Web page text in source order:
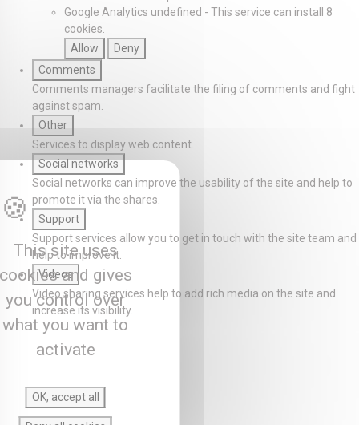
Google Analytics undefined - This service can install 8
cookies.
Allow
Deny
Comments
Comments managers facilitate the filing of comments and fight
against spam.
Other
Services to display web content.
Social networks
Social networks can improve the usability of the site and help to
promote it via the shares.
Support
Support services allow you to get in touch with the site team and
help to improve it.
Videos
Video sharing services help to add rich media on the site and
increase its visibility.
This site uses
and gives
you control over
what you want to
activate
OK, accept all